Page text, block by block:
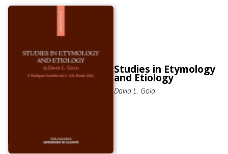
Studies in Etymology
and Etiology
David L. Gold